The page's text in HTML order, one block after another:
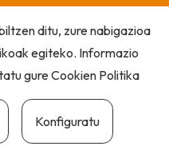
ditu, zure nabigazioa
egiteko. Informazio
gureCookien Politika
Konfiguratu